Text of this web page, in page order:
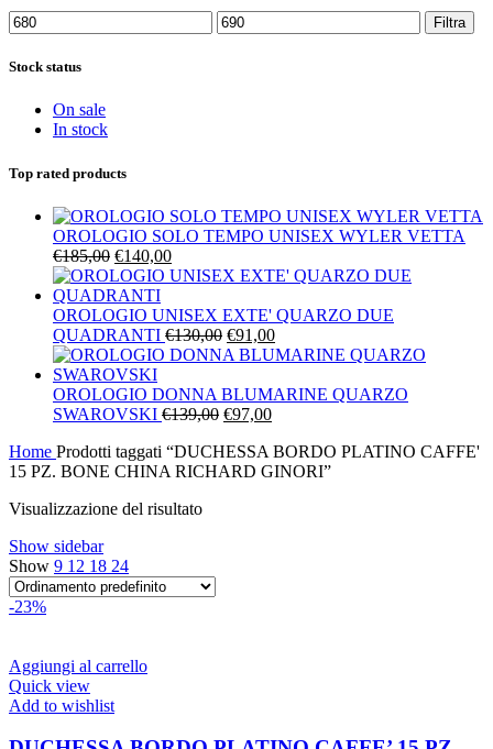
Prezzo
Min
Prezzo
Max
Filtra
Stock status
On sale
In stock
Top rated products
OROLOGIO SOLO TEMPO UNISEX WYLER VETTA
€185,00 Il
prezzo
originale
era:
€185,00.
€140,00Il
prezzo
è:
€140,00.
OROLOGIO UNISEX EXTE' QUARZO DUE
QUADRANTI €130,00 Il
prezzo
era:
€130,00.
€91,00Il
prezzo
è:
OROLOGIO DONNA BLUMARINE QUARZO
SWAROVSKI €139,00 Il
originale
era:
€97,00Il
attuale
è:
Home Prodotti taggati “DUCHESSA BORDO PLATINO CAFFE'
15 PZ. BONE CHINA RICHARD GINORI”
Visualizzazione del risultato
Show sidebar
Show 9 12 18 24
-23%
Aggiungi al carrello
Quick view
Add to wishlist